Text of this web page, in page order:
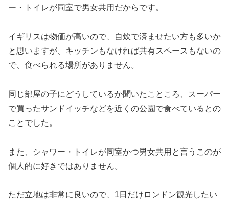
ー・トイレが同室で男女共用だからです。
イギリスは物価が高いので、自炊で済ませたい方も多いか
と思いますが、キッチンもなければ共有スペースもないの
で、食べられる場所がありません。
同じ部屋の子にどうしているか聞いたこところ、スーパー
で買ったサンドイッチなどを近くの公園で食べているとの
ことでした。
また、シャワー・トイレが同室かつ男女共用と言うこのが
個人的に好きではありません。
ただ立地は非常に良いので、1日だけロンドン観光したい